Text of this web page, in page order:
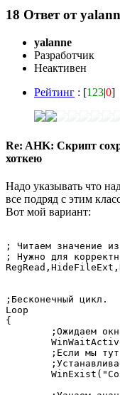
18 Ответ от
yalanne
Разработчик
Неактивен
Рейтинг : [123|0]
Re: AHK: Скрипт
хоткею
Надо указывать что
все подряд с этим
Вот мой вариант:
; Читаем значение
; Нужно для
;Бесконечный цикл.
Loop
{